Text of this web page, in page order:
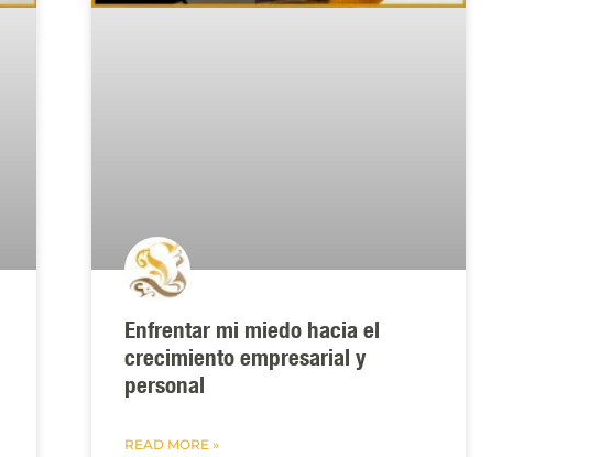
Enfrentar mi miedo hacia el
crecimiento empresarial y
personal
READ MORE »